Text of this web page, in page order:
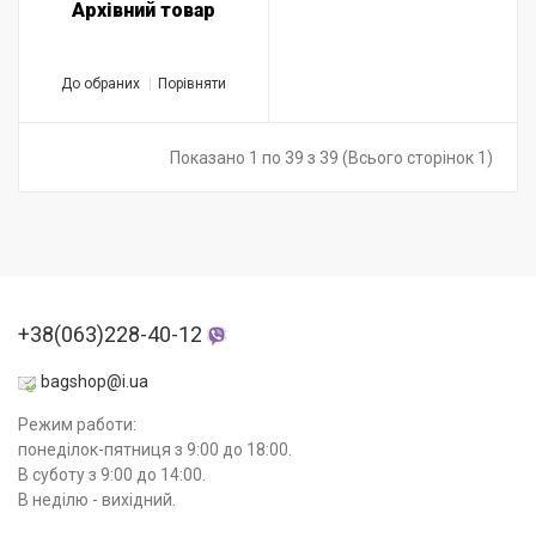
Архівний товар
До обраних Порівняти
Показано 1 по 39 з 39 (Всього сторінок 1)
+38(063)228-40-12
bagshop@i.ua
Режим работи:
понеділок-пятниця з 9:00 до 18:00.
В суботу з 9:00 до 14:00.
В неділю - вихідний.